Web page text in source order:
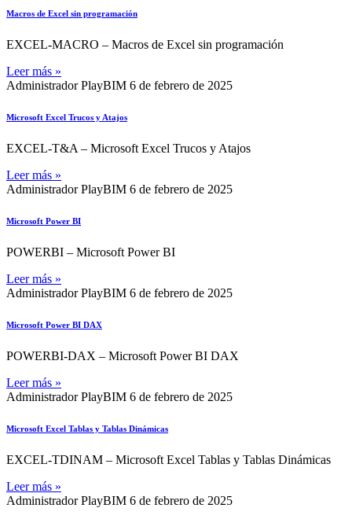
Macros de Excel sin programación
EXCEL-MACRO – Macros de Excel sin programación
Leer más »
Administrador PlayBIM 6 de febrero de 2025
Microsoft Excel Trucos y Atajos
EXCEL-T&A – Microsoft Excel Trucos y Atajos
Leer más »
Administrador PlayBIM 6 de febrero de 2025
Microsoft Power BI
POWERBI – Microsoft Power BI
Leer más »
Administrador PlayBIM 6 de febrero de 2025
Microsoft Power BI DAX
POWERBI-DAX – Microsoft Power BI DAX
Leer más »
Administrador PlayBIM 6 de febrero de 2025
Microsoft Excel Tablas y Tablas Dinámicas
EXCEL-TDINAM – Microsoft Excel Tablas y Tablas Dinámicas
Leer más »
Administrador PlayBIM 6 de febrero de 2025